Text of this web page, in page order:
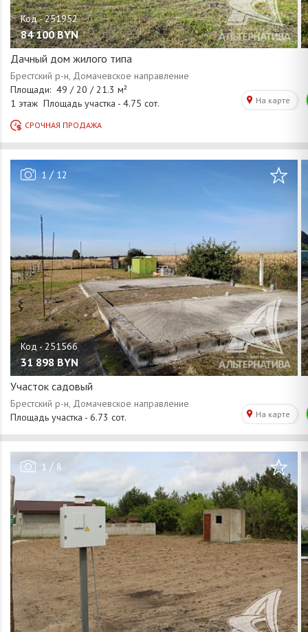
84 100 BYN
Дачный дом жилого типа
1/ 12
31 898 BYN
Участок садовый
1 / 8